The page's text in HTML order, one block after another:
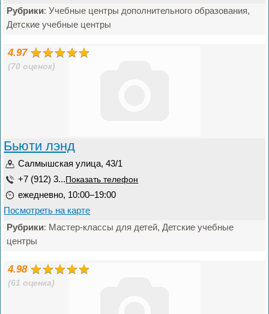
Рубрики: Учебные центры дополнительного образования,
Детские учебные центры
4.97
(70 оценок)
Бьюти лэнд
Салмышская улица, 43/1
+7 (912) 3... Показать телефон
ежедневно, 10:00–19:00
Посмотреть на карте
Рубрики: Мастер-классы для детей, Детские учебные
центры
4.98
(61 оценка)